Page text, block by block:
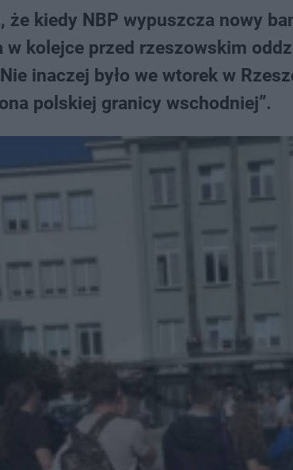
że kiedy NBP wypuszcza nowy
w kolejce przed rzeszowskim
inaczej było we wtorek w
polskiej granicy wschodniej”.